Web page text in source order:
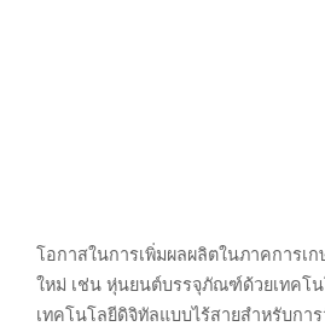
โอกาสในการเพิ่มผลผลิตในภาคการเ
ใหม่ เช่น หุ่นยนต์บรรจุภัณฑ์ด้วยเทคโ
เทคโนโลยีดิจิทัลแบบไร้สายสำหรับกา